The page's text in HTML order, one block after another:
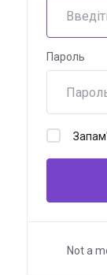
Пароль
Not a